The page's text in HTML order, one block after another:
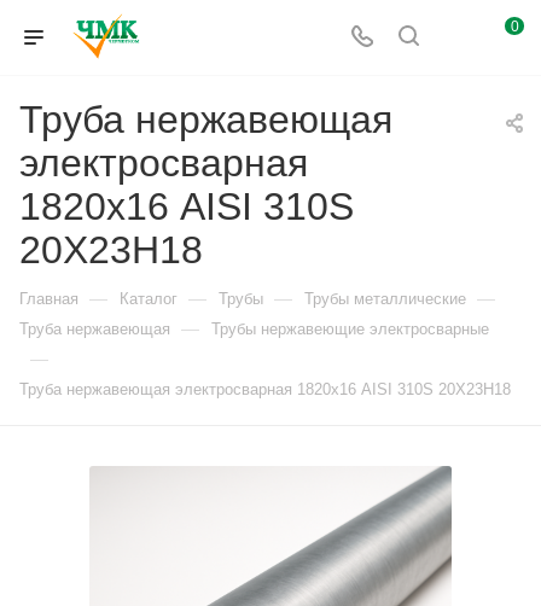
0
Труба нержавеющая
электросварная
1820х16 AISI 310S
20Х23Н18
Главная — Каталог — Трубы — Трубы металлические —
Труба нержавеющая — Трубы нержавеющие электросварные
—
Труба нержавеющая электросварная 1820х16 AISI 310S 20Х23Н18